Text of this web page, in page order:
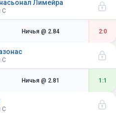
Лимейра
C
Ничья @ 2.84 2:0
C
Ничья @ 2.81 1:1
C